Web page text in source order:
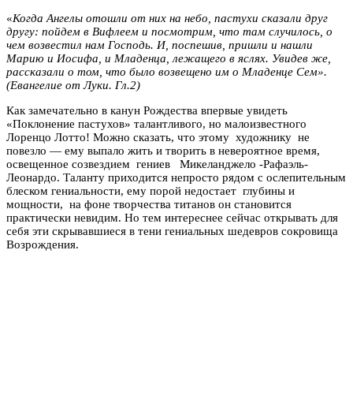
«Когда Ангелы отошли от них на небо, пастухи сказали друг
другу: пойдем в Вифлеем и посмотрим, что там случилось, о
чем возвестил нам Господь. И, поспешив, пришли и нашли
Марию и Иосифа, и Младенца, лежащего в яслях. Увидев же,
рассказали о том, что было возвещено им о Младенце Сем».
(Евангелие от Луки. Гл.2)
Как замечательно в канун Рождества впервые увидеть
«Поклонение пастухов» талантливого, но малоизвестного
Лоренцо Лотто! Можно сказать, что этому художнику не
повезло — ему выпало жить и творить в невероятное время,
освещенное созвездием гениев Микеланджело -Рафаэль-
Леонардо. Таланту приходится непросто рядом с ослепительным
блеском гениальности, ему порой недостает глубины и
мощности, на фоне творчества титанов он становится
практически невидим. Но тем интереснее сейчас открывать для
себя эти скрывавшиеся в тени гениальных шедевров сокровища
Возрождения.